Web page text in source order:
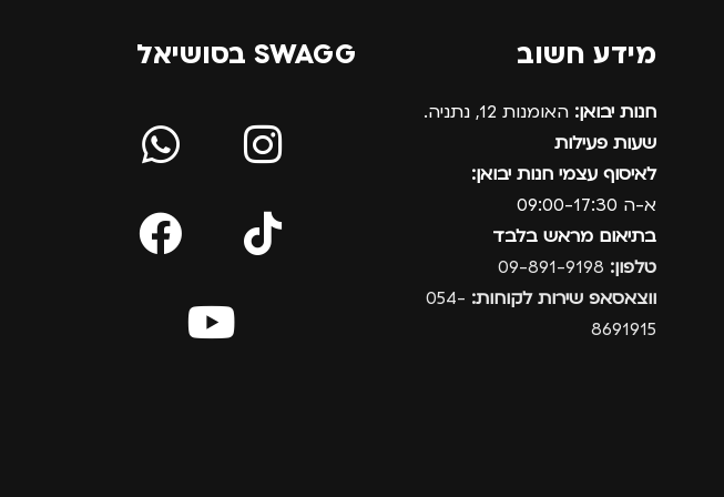
מידע חשוב
חנות יבואן: האומנות 12, נתניה.
שעות פעילות
לאיסוף עצמי חנות יבואן:
א-ה 09:00-17:30
בתיאום מראש בלבד
טלפון:
ווצאסאפ שירות לקוחות: 054-
8691915
SWAGG בסושיאל